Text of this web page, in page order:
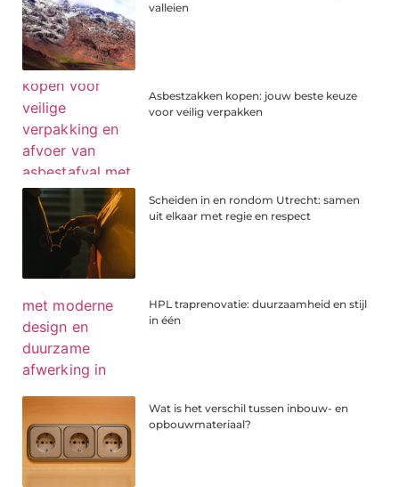
valleien
Asbestzakken kopen: jouw beste keuze
voor veilig verpakken
Scheiden in en rondom Utrecht: samen
uit elkaar met regie en respect
HPL traprenovatie: duurzaamheid en stijl
in één
Wat is het verschil tussen inbouw- en
opbouwmateriaal?